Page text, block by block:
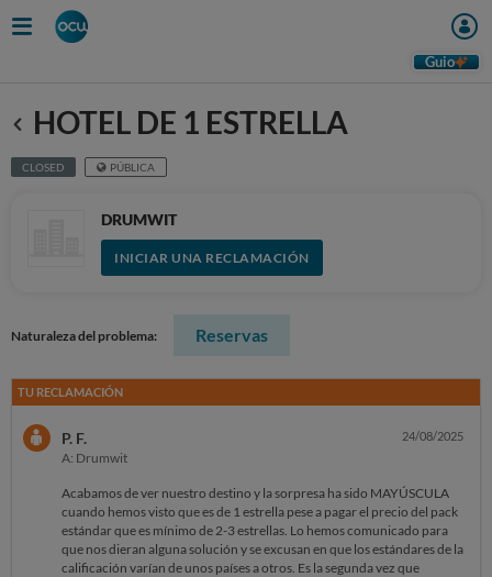
Guio
Anterior
HOTEL DE 1 ESTRELLA
CLOSED PÚBLICA
DRUMWIT
INICIAR UNA RECLAMACIÓN
Naturaleza del problema: Reservas
TU RECLAMACIÓN
P. F.
A: Drumwit
24/08/2025
Acabamos de ver nuestro destino y la sorpresa ha sido MAYÚSCULA
cuando hemos visto que es de 1 estrella pese a pagar el precio del pack
estándar que es mínimo de 2-3 estrellas. Lo hemos comunicado para
que nos dieran alguna solución y se excusan en que los estándares de la
calificación varían de unos países a otros. Es la segunda vez que